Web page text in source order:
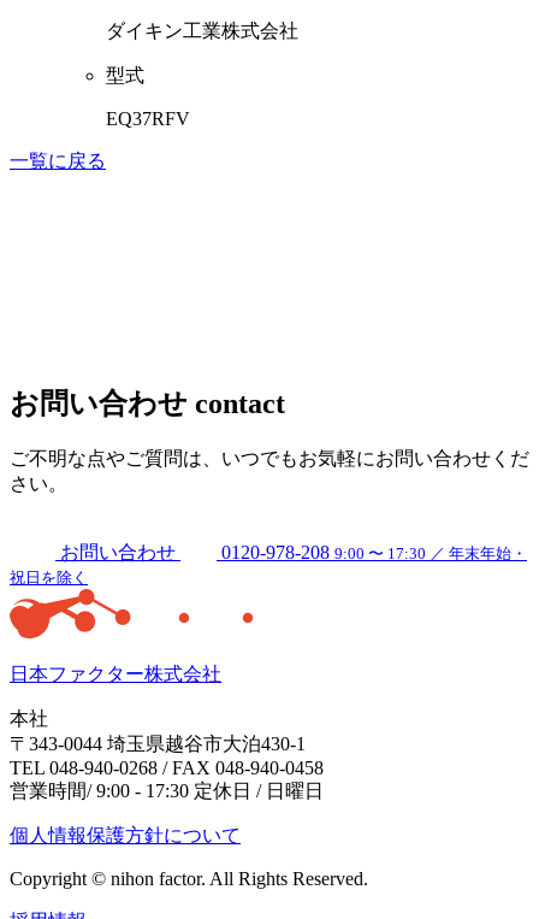
ダイキン工業株式会社
型式
EQ37RFV
一覧に戻る
お問い合わせ contact
ご不明な点やご質問は、いつでもお気軽にお問い合わせくだ
さい。
お問い合わせ 0120-978-208 9:00 〜 17:30 ／ 年末年始・
祝日を除く
日本ファクター株式会社
本社
〒343-0044 埼玉県越谷市大泊430-1
TEL 048-940-0268 / FAX 048-940-0458
営業時間/ 9:00 - 17:30 定休日 / 日曜日
個人情報保護方針について
Copyright © nihon factor. All Rights Reserved.